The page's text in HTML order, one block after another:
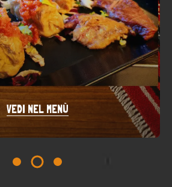
VEDI NEL MENÙ
VEDI NEL MENÙ